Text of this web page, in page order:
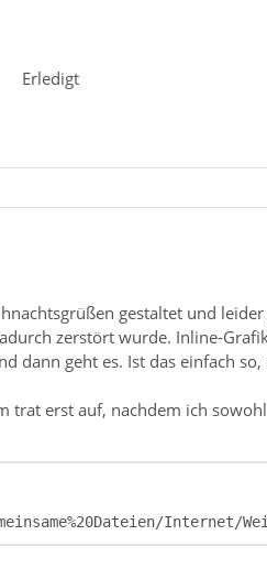
Erledigt
gestaltet und
zerstört wurde. Inline-
dann geht es. Ist das einfach
trat erst auf, nachdem ich
Internet/